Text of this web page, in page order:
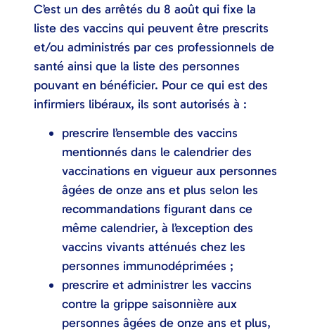
C’est un des arrêtés du 8 août qui fixe la
liste des vaccins qui peuvent être prescrits
et/ou administrés par ces professionnels de
santé ainsi que la liste des personnes
pouvant en bénéficier. Pour ce qui est des
infirmiers libéraux, ils sont autorisés à :
prescrire l’ensemble des vaccins
mentionnés dans le calendrier des
vaccinations en vigueur aux personnes
âgées de onze ans et plus selon les
recommandations figurant dans ce
même calendrier, à l’exception des
vaccins vivants atténués chez les
personnes immunodéprimées ;
prescrire et administrer les vaccins
contre la grippe saisonnière aux
personnes âgées de onze ans et plus,